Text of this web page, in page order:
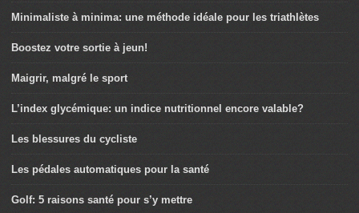
Minimaliste à minima: une méthode idéale pour les triathlètes
Boostez votre sortie à jeun!
Maigrir, malgré le sport
L’index glycémique: un indice nutritionnel encore valable?
Les blessures du cycliste
Les pédales automatiques pour la santé
Golf: 5 raisons santé pour s’y mettre